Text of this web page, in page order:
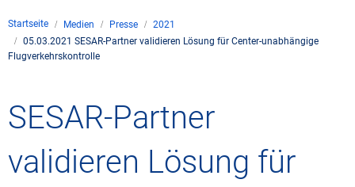
Standorte
Zivil-militärische
Safety
Umwelt
Windenergie
FAQ zum
Kommerzielle
Presse
Startseite Medien Presse
2021
05.03.2021 SESAR-Partner validieren Lösung für Center-unabhängige
Flugverkehrskontrolle
SESAR-Partner
validieren Lösung für